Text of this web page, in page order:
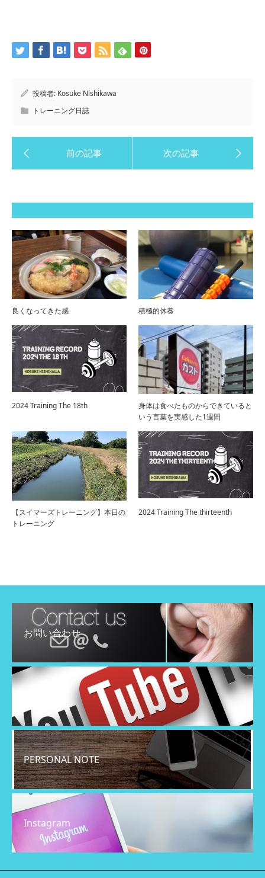
投稿者: Kosuke Nishikawa
トレーニング日誌
良くなってきた感 積極的休養
2024 Training The 18th
身体は食べたものからできていると
いう言葉を実感した1週間
【スイマーズトレーニング】本日の
トレーニング
2024 Training The thirteenth
お問い合わせ
PERSONAL NOTE
Instagram